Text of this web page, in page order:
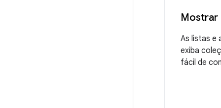
Mostrar
As listas e
exiba
fácil de